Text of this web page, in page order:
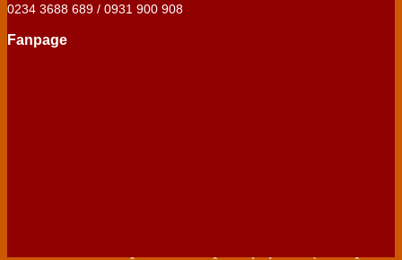
0234 3688 689 / 0931 900 908
Fanpage